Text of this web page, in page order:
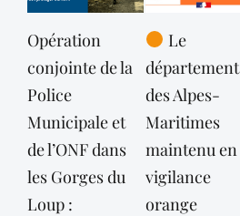
Opération
conjointe de la
Police
Municipale et
de l’ONF dans
les Gorges du
Loup :
Le
département
des Alpes-
Maritimes
maintenu en
vigilance
orange